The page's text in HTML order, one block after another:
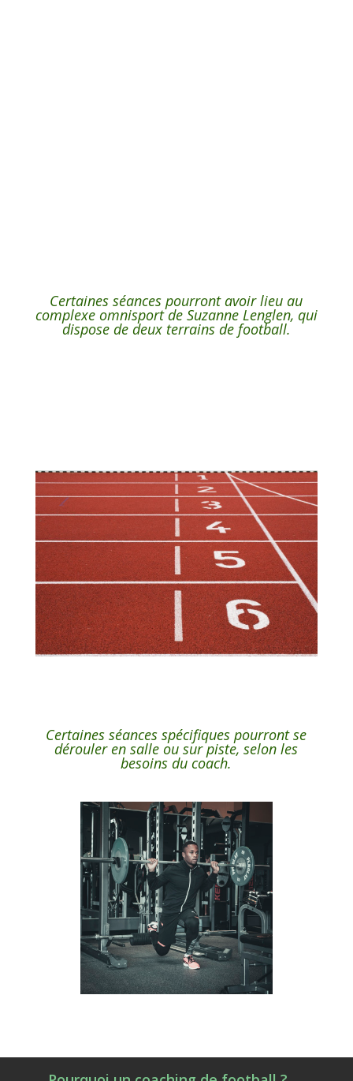
Certaines séances pourront avoir lieu au
complexe omnisport de Suzanne Lenglen, qui
dispose de deux terrains de football.
Certaines séances spécifiques pourront se
dérouler en salle ou sur piste, selon les
besoins du coach.